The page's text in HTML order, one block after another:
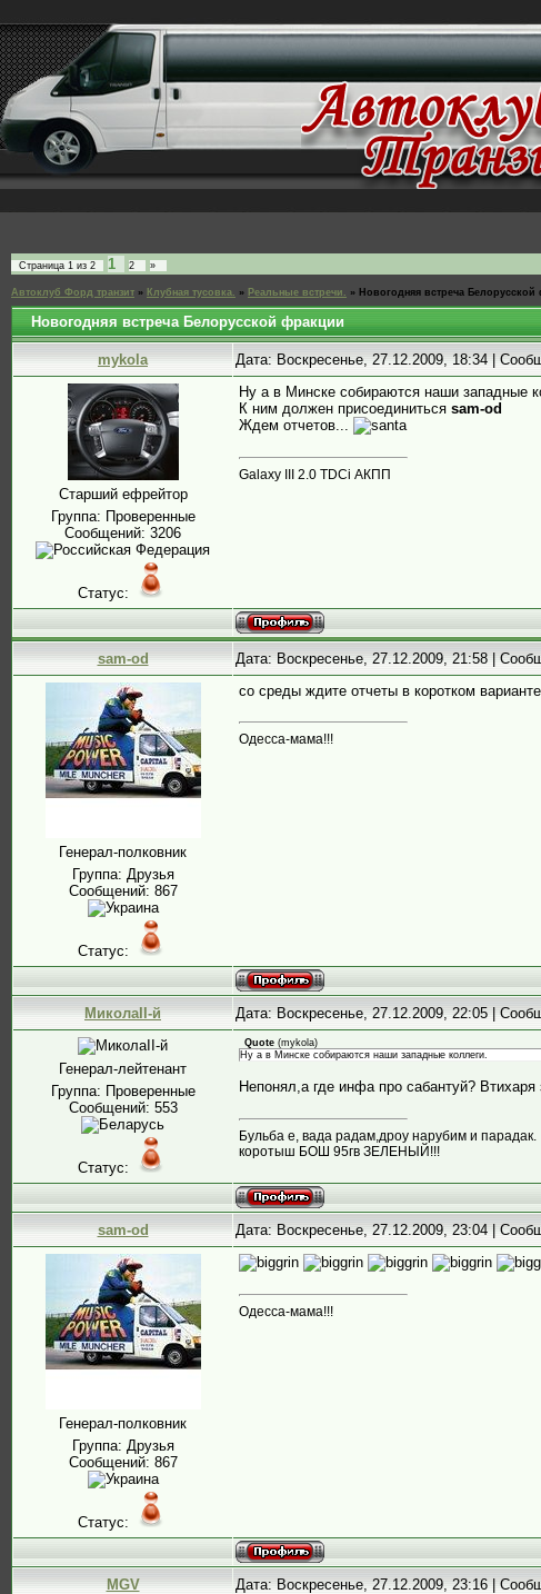
Страница 1 из 2 1 2 »
Автоклуб Форд транзит » Клубная тусовка. » Реальные встречи. » Новогодняя встреча Белорусской
Новогодняя встреча Белорусской фракции
mykola Дата: Воскресенье, 27.12.2009, 18:34 |
Старший ефрейтор
Группа: Проверенные
Сообщений: 3206
Статус:
Ну а в Минске собираются наши западные
К ним должен присоединиться sam-od
Ждем отчетов...
Galaxy III 2.0 TDCi АКПП
sam-od Дата: Воскресенье, 27.12.2009, 21:58 |
Генерал-полковник
Группа: Друзья
Сообщений: 867
Статус:
со среды ждите отчеты в коротком
Одесса-мама!!!
МиколаII-й Дата: Воскресенье, 27.12.2009, 22:05 |
Генерал-лейтенант
Группа: Проверенные
Сообщений: 553
Статус:
Quote (mykola)
Ну а в Минске собираются наши западные коллеги.
Непонял,а где инфа про сабантуй? Втихаря
Бульба е, вада радам,дроу нарубим и парадак.
коротыш БОШ 95гв ЗЕЛЕНЫЙ!!!
sam-od Дата: Воскресенье, 27.12.2009, 23:04 |
Генерал-полковник
Группа: Друзья
Сообщений: 867
Статус:
Одесса-мама!!!
MGV Дата: Воскресенье, 27.12.2009, 23:16 |